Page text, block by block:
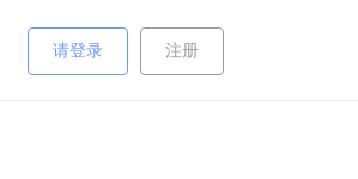
请登录 注册